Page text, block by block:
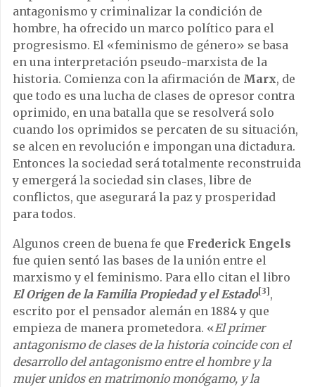
antagonismo y criminalizar la condición de
hombre, ha ofrecido un marco político para el
progresismo. El «feminismo de género» se basa
en una interpretación pseudo-marxista de la
historia. Comienza con la afirmación de Marx, de
que todo es una lucha de clases de opresor contra
oprimido, en una batalla que se resolverá solo
cuando los oprimidos se percaten de su situación,
se alcen en revolución e impongan una dictadura.
Entonces la sociedad será totalmente reconstruida
y emergerá la sociedad sin clases, libre de
conflictos, que asegurará la paz y prosperidad
para todos.
Algunos creen de buena fe que Frederick Engels
fue quien sentó las bases de la unión entre el
marxismo y el feminismo. Para ello citan el libro
El Origen de la Familia Propiedad y el Estado[3],
escrito por el pensador alemán en 1884 y que
empieza de manera prometedora. «El primer
antagonismo de clases de la historia coincide con el
desarrollo del antagonismo entre el hombre y la
mujer unidos en matrimonio monógamo, y la